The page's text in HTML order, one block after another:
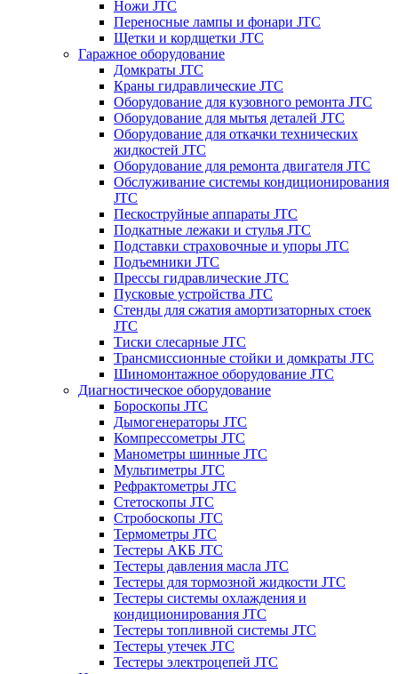
Ножи JTC
Переносные лампы и фонари JTC
Щетки и кордщетки JTC
Гаражное оборудование
Домкраты JTC
Краны гидравлические JTC
Оборудование для кузовного ремонта JTC
Оборудование для мытья деталей JTC
Оборудование для откачки технических
жидкостей JTC
Оборудование для ремонта двигателя JTC
Обслуживание системы кондиционирования
JTC
Пескоструйные аппараты JTC
Подкатные лежаки и стулья JTC
Подставки страховочные и упоры JTC
Подъемники JTC
Прессы гидравлические JTC
Пусковые устройства JTC
Стенды для сжатия амортизаторных стоек
JTC
Тиски слесарные JTC
Трансмиссионные стойки и домкраты JTC
Шиномонтажное оборудование JTC
Диагностическое оборудование
Бороскопы JTC
Дымогенераторы JTC
Компрессометры JTC
Манометры шинные JTC
Мультиметры JTC
Рефрактометры JTC
Стетоскопы JTC
Стробоскопы JTC
Термометры JTC
Тестеры АКБ JTC
Тестеры давления масла JTC
Тестеры для тормозной жидкости JTC
Тестеры системы охлаждения и
кондиционирования JTC
Тестеры топливной системы JTC
Тестеры утечек JTC
Тестеры электроцепей JTC